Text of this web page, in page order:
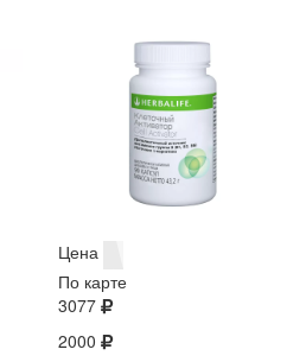
Цена
По карте
3077
2000